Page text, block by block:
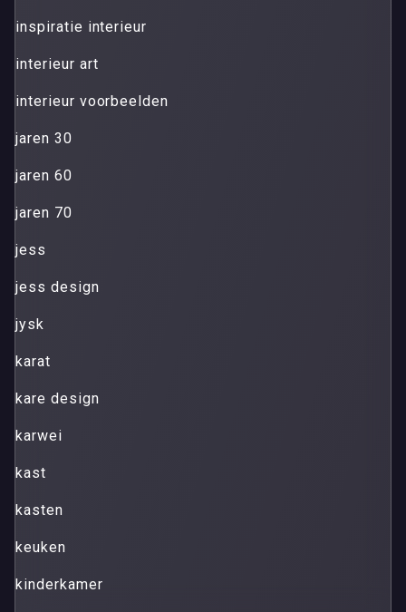
inspiratie interieur
interieur art
interieur voorbeelden
jaren 30
jaren 60
jaren 70
jess
jess design
jysk
karat
kare design
karwei
kast
kasten
keuken
kinderkamer